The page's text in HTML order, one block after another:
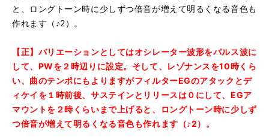
と、ロングトーン時に少しずつ倍音が増えて明るくなる音色も
作れます（♪2）。
【正】バリエーションとしてはオシレーター波形をパルス波に
して、PWを２時辺りに設定。そして、レゾナンスを10時くら
い、曲のテンポにもよりますがフィルターEGのアタックとデ
ィケイを１時前後、サステインとリリースは０にして、EGア
マウントを２時くらいまで上げると、ロングトーン時に少しず
つ倍音が増えて明るくなる音色も作れます（♪2）。